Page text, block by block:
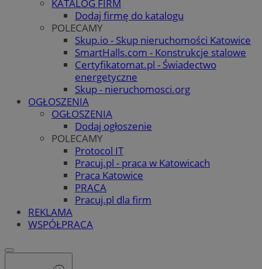
KATALOG FIRM
Dodaj firmę do katalogu
POLECAMY
Skup.io - Skup nieruchomości Katowice
SmartHalls.com - Konstrukcje stalowe
Certyfikatomat.pl - Świadectwo
energetyczne
Skup - nieruchomosci.org
OGŁOSZENIA
OGŁOSZENIA
Dodaj ogłoszenie
POLECAMY
Protocol IT
Pracuj.pl - praca w Katowicach
Praca Katowice
PRACA
Pracuj.pl dla firm
REKLAMA
WSPÓŁPRACA